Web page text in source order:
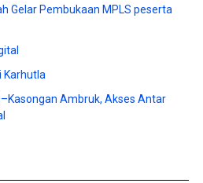
Gelar Pembukaan MPLS peserta
Karhutla
Ambruk, Akses Antar